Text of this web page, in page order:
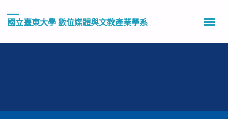
國立臺東大學 數位媒體與文教產業學系